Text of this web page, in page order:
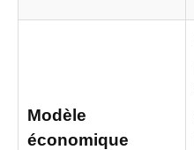
Modèle
économique